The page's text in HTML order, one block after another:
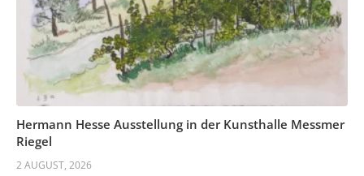
Hermann Hesse Ausstellung in der Kunsthalle Messmer
Riegel
2 AUGUST, 2026